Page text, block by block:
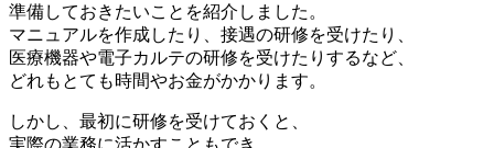
準備しておきたいことを紹介しました。
マニュアルを作成したり、接遇の研修を受けたり、
医療機器や電子カルテの研修を受けたりするなど、
どれもとても時間やお金がかかります。
しかし、最初に研修を受けておくと、